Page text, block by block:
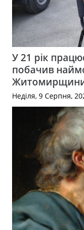
У 21 рік
побачив
Неділя, 9 Серпня,